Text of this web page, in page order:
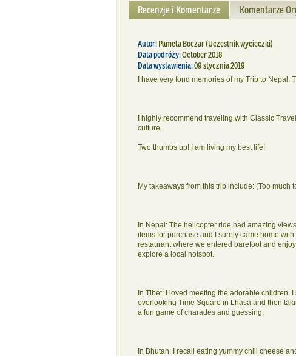
Recenzje i Komentarze Komentarze
Autor:Pamela Boczar(Uczestnik wycieczki)
Data podróży:October 2018
Data wystawienia:09 stycznia 2019
I have very fond memories of my Trip to
I highly recommend traveling with Classic
culture.
Two thumbs up! I am living my best life!
My takeaways from this trip include: (Too much
In Nepal: The helicopter ride had amazing
items for purchase and I surely came home
restaurant where we entered barefoot and
explore a local hotspot.
In Tibet: I loved meeting the adorable children.
overlooking Time Square in Lhasa and then
a fun game of charades and guessing.
In Bhutan: I recall eating yummy chili cheese